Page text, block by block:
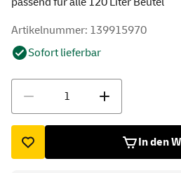
Artikelnummer: 139915970
Sofort lieferbar
In den